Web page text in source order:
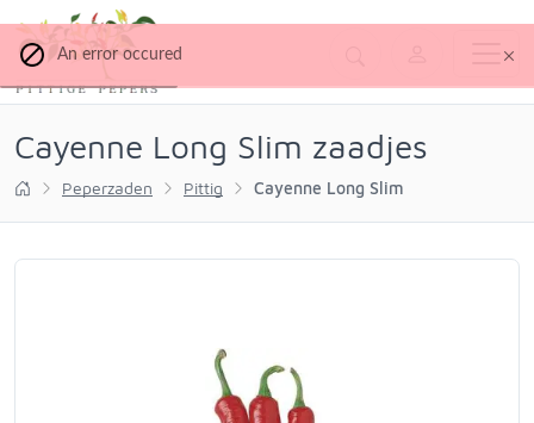
Cayenne Long Slim zaadjes
Peperzaden Pittig Cayenne Long Slim
An error occured